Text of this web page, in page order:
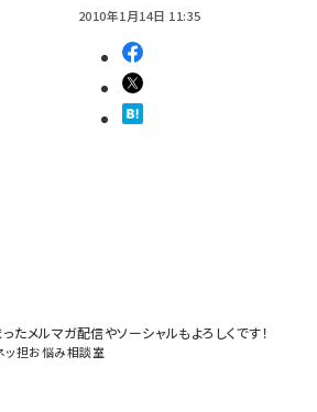
2010年1月14日 11:35
たメルマガ配信やソーシャルもよろしくです！
ッ担お悩み相談室